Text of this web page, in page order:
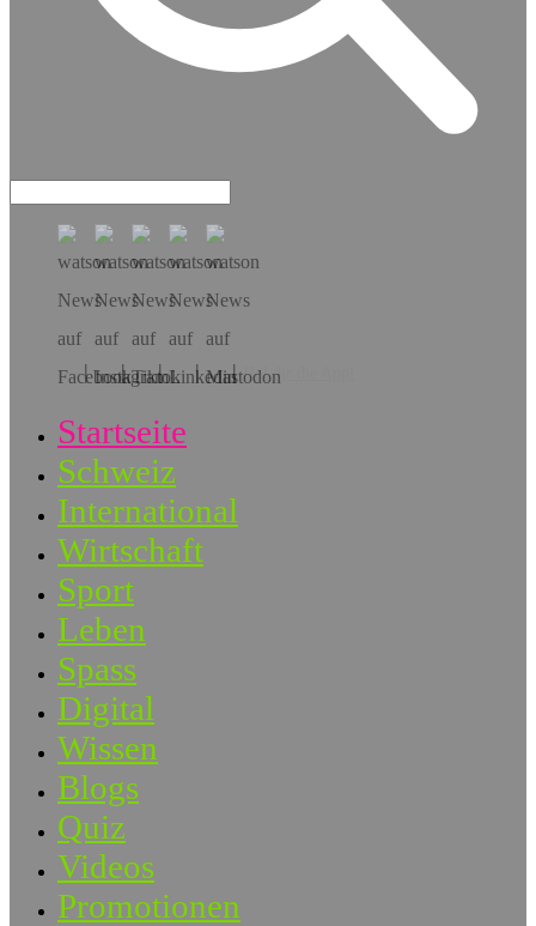
Hol dir die App!
Startseite
Schweiz
International
Wirtschaft
Sport
Leben
Spass
Digital
Wissen
Blogs
Quiz
Videos
Promotionen